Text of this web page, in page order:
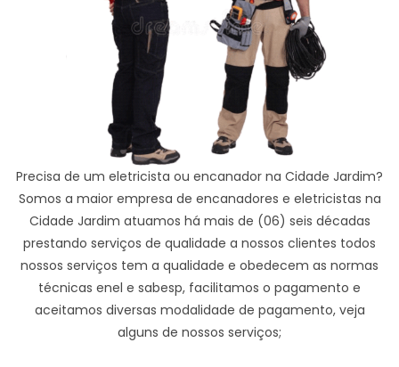
Precisa de um eletricista ou encanador na Cidade Jardim?
Somos a maior empresa de encanadores e eletricistas na
Cidade Jardim atuamos há mais de (06) seis décadas
prestando serviços de qualidade a nossos clientes todos
nossos serviços tem a qualidade e obedecem as normas
técnicas enel e sabesp, facilitamos o pagamento e
aceitamos diversas modalidade de pagamento, veja
alguns de nossos serviços;